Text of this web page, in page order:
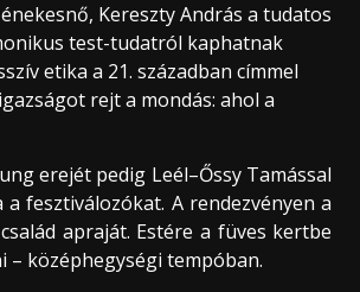
Kereszty András a tudatos
test-tudatról kaphatnak
etika a 21. században címmel
rejt a mondás: ahol a
erejét pedig Leél–Őssy Tamással
fesztiválozókat. A rendezvényen a
apraját. Estére a füves kertbe
középhegységi tempóban.